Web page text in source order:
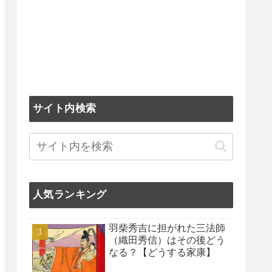
サイト内検索
人気ランキング
羽柴秀吉に担がれた三法師
（織田秀信）はその後どう
なる？【どうする家康】